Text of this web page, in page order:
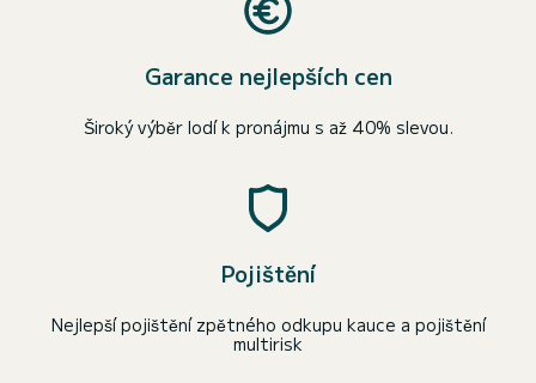
Garance nejlepších cen
Široký výběr lodí k pronájmu s až 40% slevou.
Pojištění
Nejlepší pojištění zpětného odkupu kauce a pojištění
multirisk